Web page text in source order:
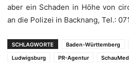
aber ein Schaden in Höhe von
an die Polizei in Backnang, Tel.:
SCHLAGWORTE Baden-Württemberg
Ludwigsburg
PR-Agentur